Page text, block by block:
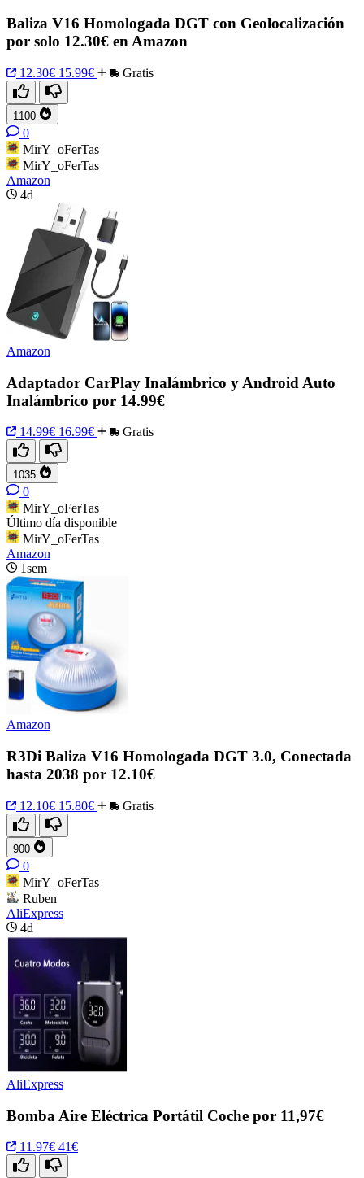
Baliza V16 Homologada DGT con Geolocalización
por solo 12.30€ en Amazon
12.30€ 15.99€ Gratis
1100
0
MirY_oFerTas
MirY_oFerTas
Amazon
4d
Amazon
Adaptador CarPlay Inalámbrico y Android Auto
Inalámbrico por 14.99€
14.99€ 16.99€ Gratis
1035
0
MirY_oFerTas
Último día disponible
MirY_oFerTas
Amazon
1sem
Amazon
R3Di Baliza V16 Homologada DGT 3.0, Conectada
hasta 2038 por 12.10€
12.10€ 15.80€ Gratis
900
0
MirY_oFerTas
Ruben
AliExpress
4d
AliExpress
Bomba Aire Eléctrica Portátil Coche por 11,97€
11.97€ 41€